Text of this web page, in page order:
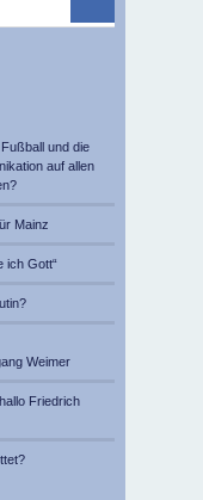
und die
auf allen
Mainz
ich Gott“
Weimer
Friedrich